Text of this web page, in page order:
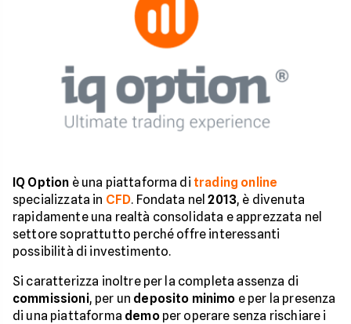
IQ Option è una piattaforma di trading online
specializzata in CFD. Fondata nel2013, è divenuta
rapidamente una realtà consolidata e apprezzata nel
settore soprattutto perché offre interessanti
possibilità di investimento.
Si caratterizza inoltre per la completa assenza di
commissioni, per un deposito minimo e per la presenza
di una piattaforma demoper operare senza rischiare i